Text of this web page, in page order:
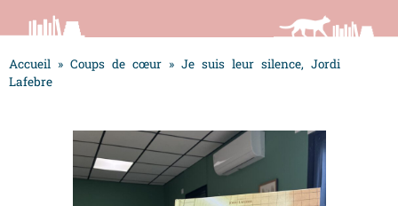
Accueil » Coups de cœur » Je suis leur silence, Jordi
Lafebre